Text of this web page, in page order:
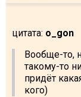
цитата: o_gon
Вообще-то,
такому-то
придёт
кого)